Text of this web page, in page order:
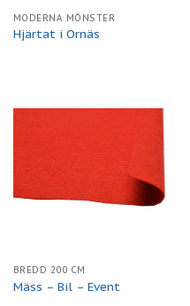
MODERNA MÖNSTER
Hjärtat i Ornäs
BREDD 200 CM
Mäss – Bil – Event